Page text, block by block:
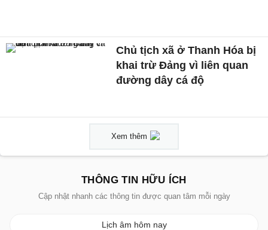
Chủ tịch xã ở Thanh Hóa bị
khai trừ Đảng vì liên quan
đường dây cá độ
Xem thêm
THÔNG TIN HỮU ÍCH
Cập nhật nhanh các thông tin được quan tâm mỗi ngày
Lịch âm hôm nay